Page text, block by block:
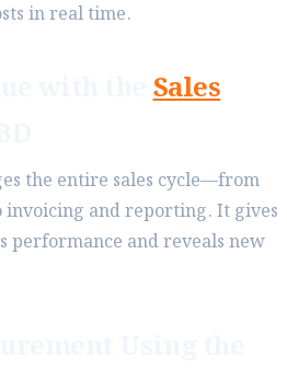
in real time.
with theSales
the entire sales cycle—from
invoicing and reporting. It gives
performance and reveals new